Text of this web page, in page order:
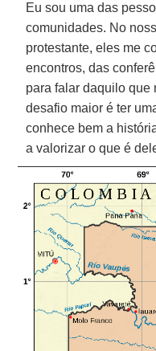
Eu sou uma das
comunidades. No
protestante, eles me
encontros, das
para falar daquilo que
desafio maior é ter
conhece bem a
a valorizar o que é